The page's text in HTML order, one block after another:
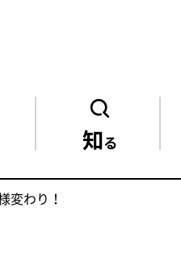
知る
変わり！